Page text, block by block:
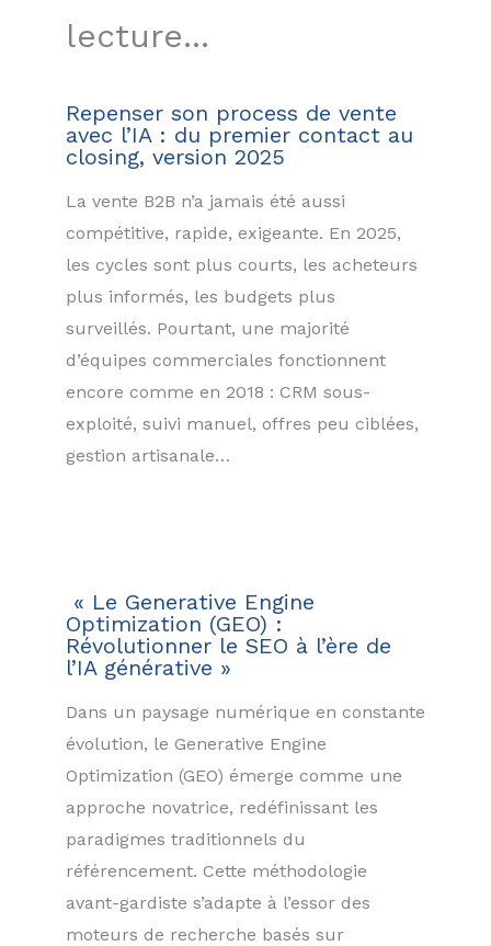
lecture...
Repenser son process de vente
avec l’IA : du premier contact au
closing, version 2025
La vente B2B n’a jamais été aussi
compétitive, rapide, exigeante. En 2025,
les cycles sont plus courts, les acheteurs
plus informés, les budgets plus
surveillés. Pourtant, une majorité
d’équipes commerciales fonctionnent
encore comme en 2018 : CRM sous-
exploité, suivi manuel, offres peu ciblées,
gestion artisanale…
« Le Generative Engine
Optimization (GEO) :
Révolutionner le SEO à l’ère de
l’IA générative »
Dans un paysage numérique en constante
évolution, le Generative Engine
Optimization (GEO) émerge comme une
approche novatrice, redéfinissant les
paradigmes traditionnels du
référencement. Cette méthodologie
avant-gardiste s’adapte à l’essor des
moteurs de recherche basés sur